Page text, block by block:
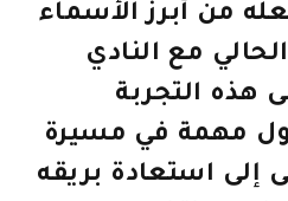
من أبرز الأسماء
مع النادي
هذه التجربة
مهمة في مسيرة
إلى استعادة بريقه